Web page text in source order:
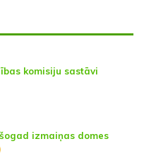
komisiju sastāvi
izmaiņas domes